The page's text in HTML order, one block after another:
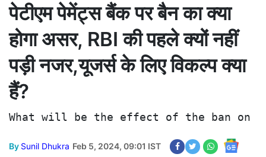
पेटीएम पेमेंट्स बैंक पर बैन का क्या
होगा असर, RBI की पहले क्यों नहीं
पड़ी नजर,यूजर्स के लिए विकल्प क्या
हैं?
What will be the effect of the ban on
By Sunil Dhukra Feb 5, 2024, 09:01 IST